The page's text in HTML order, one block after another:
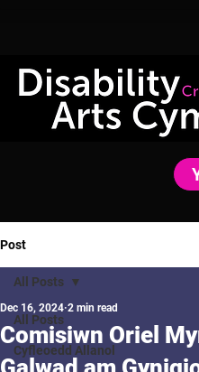
Post
All Posts
Cyfleoedd Allanol
All Posts
Comisiwn Oriel
Dec 16, 2024 2 min read